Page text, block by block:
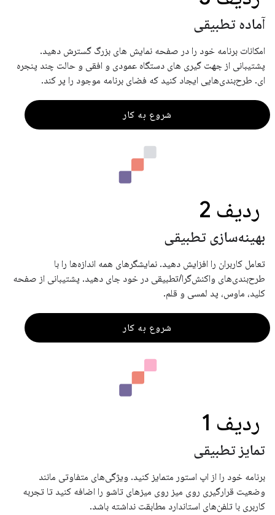
آماده تطبیقی
امکانات برنامه خود را در صفحه نمایش های بزرگ گسترش دهید.
پشتیبانی از جهت گیری های دستگاه عمودی و افقی و حالت چند پنجره
ای. طرح‌بندی‌هایی ایجاد کنید که فضای برنامه موجود را پر کند.
شروع به کار
ردیف 2
بهینه‌سازی تطبیقی
تعامل کاربران را افزایش دهید. نمایشگرهای همه اندازه‌ها را با
طرح‌بندی‌های واکنش‌گرا/تطبیقی ​​در خود جای دهید. پشتیبانی از صفحه
کلید، ماوس، پد لمسی و قلم.
شروع به کار
ردیف 1
تمایز تطبیقی
برنامه خود را از اپ استور متمایز کنید. ویژگی‌های متفاوتی مانند
وضعیت قرارگیری روی میز روی میزهای تاشو را اضافه کنید تا تجربه
کاربری با تلفن‌های استاندارد مطابقت نداشته باشد.